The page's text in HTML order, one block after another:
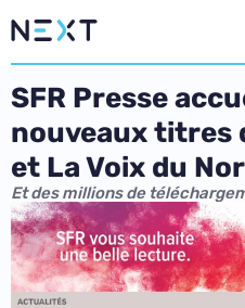
SFR Presse
nouveaux titres
et La Voix du
Et des millions de